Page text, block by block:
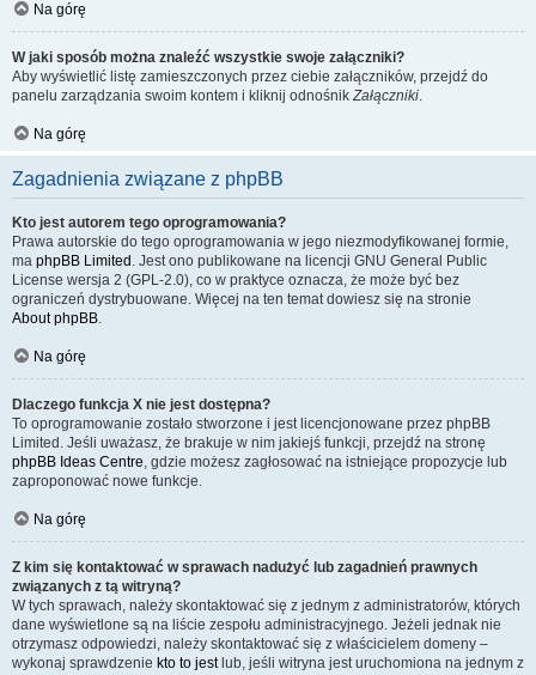
Na górę
W jaki sposób można znaleźć wszystkie swoje załączniki?
Aby wyświetlić listę zamieszczonych przez ciebie załączników, przejdź do
panelu zarządzania swoim kontem i kliknij odnośnikZałączniki.
Na górę
Zagadnienia związane z phpBB
Kto jest autorem tego oprogramowania?
Prawa autorskie do tego oprogramowania w jego niezmodyfikowanej formie,
ma phpBB Limited . Jest ono publikowane na licencji GNU General Public
License wersja 2 (GPL-2.0), co w praktyce oznacza, że może być bez
ograniczeń dystrybuowane. Więcej na ten temat dowiesz się na stronie
About phpBB.
Na górę
Dlaczego funkcja X nie jest dostępna?
To oprogramowanie zostało stworzone i jest licencjonowane przez phpBB
Limited. Jeśli uważasz, że brakuje w nim jakiejś funkcji, przejdź na stronę
phpBB Ideas Centre, gdzie możesz zagłosować na istniejące propozycje lub
zaproponować nowe funkcje.
Na górę
Z kim się kontaktować w sprawach nadużyć lub zagadnień prawnych
związanych z tą witryną?
W tych sprawach, należy skontaktować się z jednym z administratorów, których
dane wyświetlone są na liście zespołu administracyjnego. Jeżeli jednak nie
otrzymasz odpowiedzi, należy skontaktować się z właścicielem domeny –
wykonaj sprawdzenie kto to jestlub, jeśli witryna jest uruchomiona na jednym z